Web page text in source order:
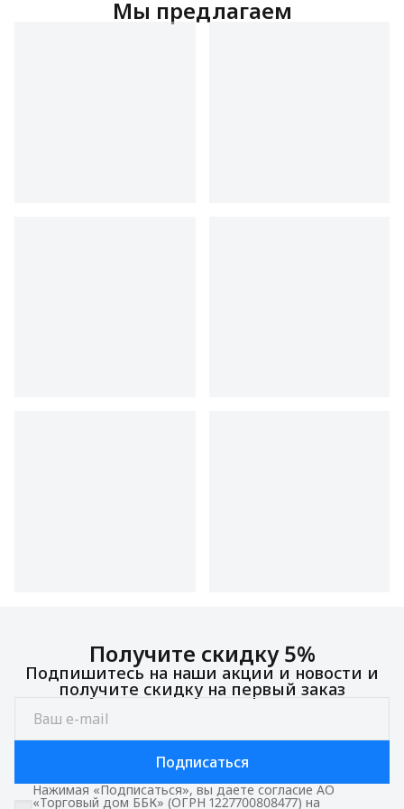
Мы предлагаем
Получите скидку 5%
Подпишитесь на наши акции и новости и
получите скидку на первый заказ
Подписаться
Нажимая «Подписаться», вы даете согласие АО
«Торговый дом ББК» (ОГРН 1227700808477) на